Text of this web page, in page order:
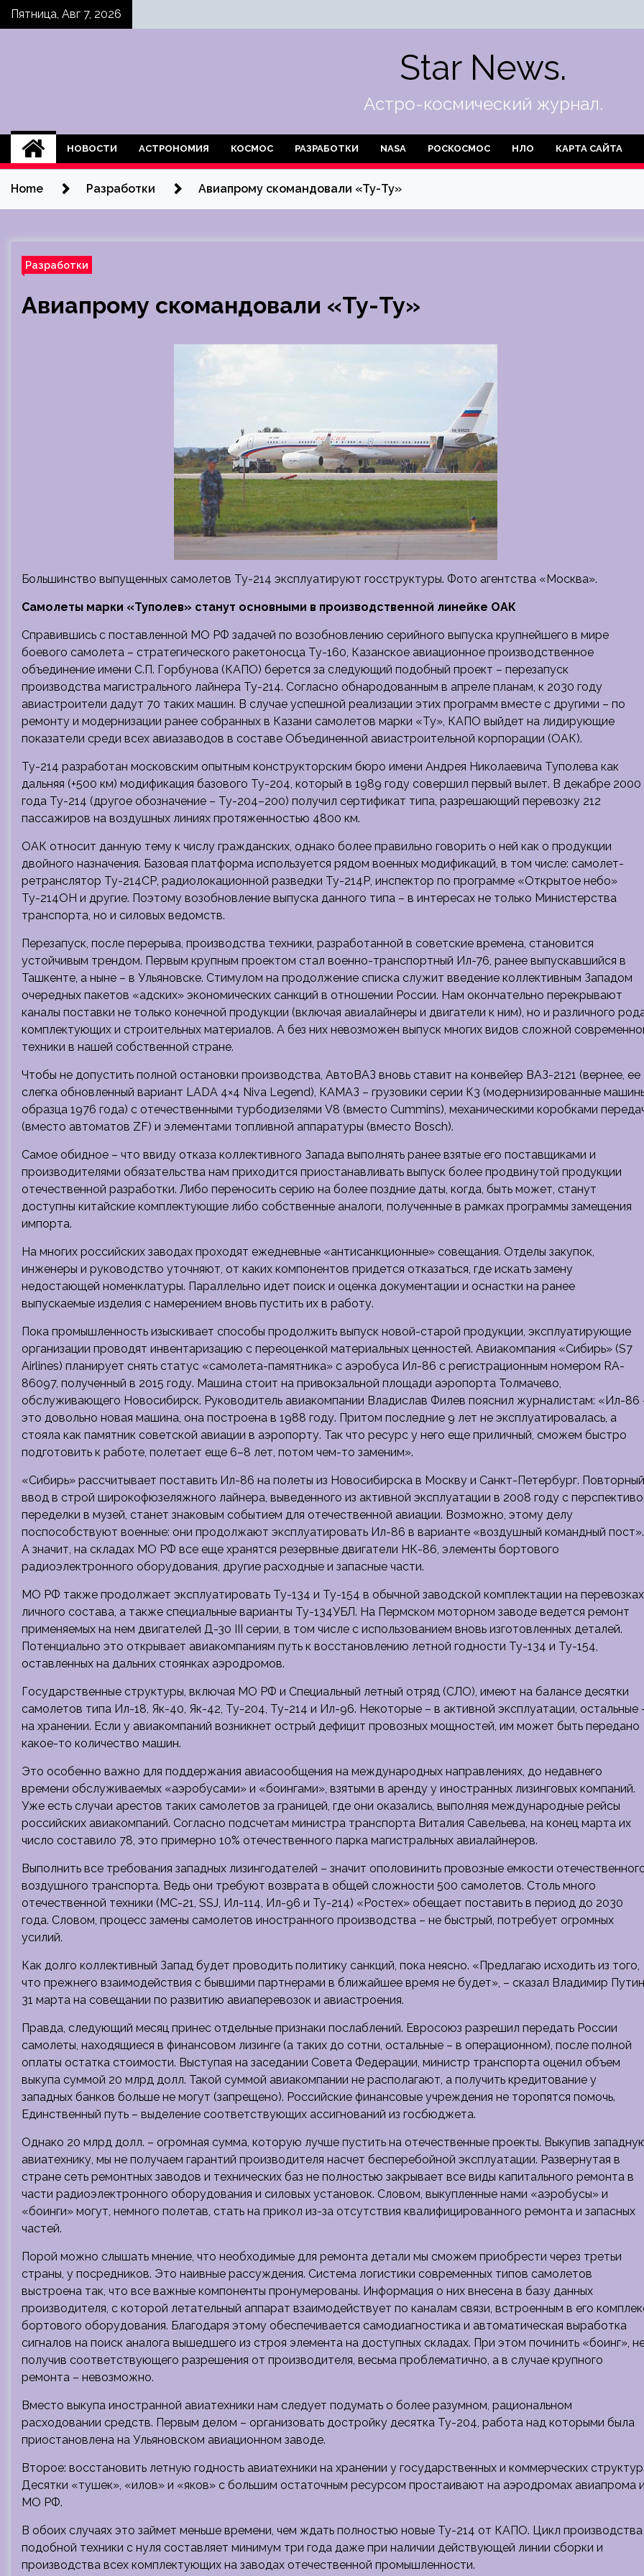
SkipПятница, Авг 7, 2026
Star News.
Астро-космический журнал.
НОВОСТИ АСТРОНОМИЯ КОСМОС РАЗРАБОТКИ NASA РОСКОСМОС НЛО КАРТА САЙТА
Home Разработки Авиапрому скомандовали «Ту-Ту»
Разработки
Авиапрому скомандовали «Ту-Ту»
Большинство выпущенных самолетов Ту-214 эксплуатируют госструктуры. Фото агентства «Москва».
Самолеты марки «Туполев» станут основными в производственной линейке ОАК
Справившись с поставленной МО РФ задачей по возобновлению серийного выпуска крупнейшего в мире
боевого самолета – стратегического ракетоносца Ту-160, Казанское авиационное производственное
объединение имени С.П. Горбунова (КАПО) берется за следующий подобный проект – перезапуск
производства магистрального лайнера Ту-214. Согласно обнародованным в апреле планам, к 2030 году
авиастроители дадут 70 таких машин. В случае успешной реализации этих программ вместе с другими – по
ремонту и модернизации ранее собранных в Казани самолетов марки «Ту», КАПО выйдет на лидирующие
показатели среди всех авиазаводов в составе Объединенной авиастроительной корпорации (ОАК).
Ту-214 разработан московским опытным конструкторским бюро имени Андрея Николаевича Туполева как
дальняя (+500 км) модификация базового Ту-204, который в 1989 году совершил первый вылет. В декабре 2000
года Ту-214 (другое обозначение – Ту-204–200) получил сертификат типа, разрешающий перевозку 212
пассажиров на воздушных линиях протяженностью 4800 км.
ОАК относит данную тему к числу гражданских, однако более правильно говорить о ней как о продукции
двойного назначения. Базовая платформа используется рядом военных модификаций, в том числе: самолет-
ретранслятор Ту-214СР, радиолокационной разведки Ту-214Р, инспектор по программе «Открытое небо»
Ту-214ОН и другие. Поэтому возобновление выпуска данного типа – в интересах не только Министерства
транспорта, но и силовых ведомств.
Перезапуск, после перерыва, производства техники, разработанной в советские времена, становится
устойчивым трендом. Первым крупным проектом стал военно-транспортный Ил-76, ранее выпускавшийся в
Ташкенте, а ныне – в Ульяновске. Стимулом на продолжение списка служит введение коллективным Западом
очередных пакетов «адских» экономических санкций в отношении России. Нам окончательно перекрывают
каналы поставки не только конечной продукции (включая авиалайнеры и двигатели к ним), но и различного
комплектующих и строительных материалов. А без них невозможен выпуск многих видов сложной
техники в нашей собственной стране.
Чтобы не допустить полной остановки производства, АвтоВАЗ вновь ставит на конвейер ВАЗ-2121 (вернее, ее
слегка обновленный вариант LADA 4×4 Niva Legend), КАМАЗ – грузовики серии К3 (модернизированные
образца 1976 года) с отечественными турбодизелями V8 (вместо Cummins), механическими коробками
(вместо автоматов ZF) и элементами топливной аппаратуры (вместо Bosch).
Самое обидное – что ввиду отказа коллективного Запада выполнять ранее взятые его поставщиками и
производителями обязательства нам приходится приостанавливать выпуск более продвинутой продукции
отечественной разработки. Либо переносить серию на более поздние даты, когда, быть может, станут
доступны китайские комплектующие либо собственные аналоги, полученные в рамках программы замещения
импорта.
На многих российских заводах проходят ежедневные «антисанкционные» совещания. Отделы закупок,
инженеры и руководство уточняют, от каких компонентов придется отказаться, где искать замену
недостающей номенклатуры. Параллельно идет поиск и оценка документации и оснастки на ранее
выпускаемые изделия с намерением вновь пустить их в работу.
Пока промышленность изыскивает способы продолжить выпуск новой-старой продукции, эксплуатирующие
организации проводят инвентаризацию с переоценкой материальных ценностей. Авиакомпания «Сибирь» (S7
Airlines) планирует снять статус «самолета-памятника» с аэробуса Ил-86 с регистрационным номером RA-
86097, полученный в 2015 году. Машина стоит на привокзальной площади аэропорта Толмачево,
обслуживающего Новосибирск. Руководитель авиакомпании Владислав Филев пояснил журналистам: «Ил-86
это довольно новая машина, она построена в 1988 году. Притом последние 9 лет не эксплуатировалась, а
стояла как памятник советской авиации в аэропорту. Так что ресурс у него еще приличный, сможем быстро
подготовить к работе, полетает еще 6–8 лет, потом чем-то заменим».
«Сибирь» рассчитывает поставить Ил-86 на полеты из Новосибирска в Москву и Санкт-Петербург. Повторный
ввод в строй широкофюзеляжного лайнера, выведенного из активной эксплуатации в 2008 году с
переделки в музей, станет знаковым событием для отечественной авиации. Возможно, этому делу
поспособствуют военные: они продолжают эксплуатировать Ил-86 в варианте «воздушный командный пост».
А значит, на складах МО РФ все еще хранятся резервные двигатели НК-86, элементы бортового
радиоэлектронного оборудования, другие расходные и запасные части.
МО РФ также продолжает эксплуатировать Ту-134 и Ту-154 в обычной заводской комплектации на перевозках
личного состава, а также специальные варианты Ту-134УБЛ. На Пермском моторном заводе ведется ремонт
применяемых на нем двигателей Д-30 III серии, в том числе с использованием вновь изготовленных деталей.
Потенциально это открывает авиакомпаниям путь к восстановлению летной годности Ту-134 и Ту-154,
оставленных на дальних стоянках аэродромов.
Государственные структуры, включая МО РФ и Специальный летный отряд (СЛО), имеют на балансе десятки
самолетов типа Ил-18, Як-40, Як-42, Ту-204, Ту-214 и Ил-96. Некоторые – в активной эксплуатации, остальные
на хранении. Если у авиакомпаний возникнет острый дефицит провозных мощностей, им может быть передано
какое-то количество машин.
Это особенно важно для поддержания авиасообщения на международных направлениях, до недавнего
времени обслуживаемых «аэробусами» и «боингами», взятыми в аренду у иностранных лизинговых компаний.
Уже есть случаи арестов таких самолетов за границей, где они оказались, выполняя международные рейсы
российских авиакомпаний. Согласно подсчетам министра транспорта Виталия Савельева, на конец марта их
число составило 78, это примерно 10% отечественного парка магистральных авиалайнеров.
Выполнить все требования западных лизингодателей – значит ополовинить провозные емкости
воздушного транспорта. Ведь они требуют возврата в общей сложности 500 самолетов. Столь много
отечественной техники (МС-21, SSJ, Ил-114, Ил-96 и Ту-214) «Ростех» обещает поставить в период до 2030
года. Словом, процесс замены самолетов иностранного производства – не быстрый, потребует огромных
усилий.
Как долго коллективный Запад будет проводить политику санкций, пока неясно. «Предлагаю исходить из того,
что прежнего взаимодействия с бывшими партнерами в ближайшее время не будет», – сказал Владимир Путин
31 марта на совещании по развитию авиаперевозок и авиастроения.
Правда, следующий месяц принес отдельные признаки послаблений. Евросоюз разрешил передать России
самолеты, находящиеся в финансовом лизинге (а таких до сотни, остальные – в операционном), после полной
оплаты остатка стоимости. Выступая на заседании Совета Федерации, министр транспорта оценил объем
выкупа суммой 20 млрд долл. Такой суммой авиакомпании не располагают, а получить кредитование у
западных банков больше не могут (запрещено). Российские финансовые учреждения не торопятся помочь.
Единственный путь – выделение соответствующих ассигнований из госбюджета.
Однако 20 млрд долл. – огромная сумма, которую лучше пустить на отечественные проекты. Выкупив
авиатехнику, мы не получаем гарантий производителя насчет бесперебойной эксплуатации. Развернутая в
стране сеть ремонтных заводов и технических баз не полностью закрывает все виды капитального ремонта в
части радиоэлектронного оборудования и силовых установок. Словом, выкупленные нами «аэробусы» и
«боинги» могут, немного полетав, стать на прикол из-за отсутствия квалифицированного ремонта и запасных
частей.
Порой можно слышать мнение, что необходимые для ремонта детали мы сможем приобрести через третьи
страны, у посредников. Это наивные рассуждения. Система логистики современных типов самолетов
выстроена так, что все важные компоненты пронумерованы. Информация о них внесена в базу данных
производителя, с которой летательный аппарат взаимодействует по каналам связи, встроенным в его
бортового оборудования. Благодаря этому обеспечивается самодиагностика и автоматическая выработка
сигналов на поиск аналога вышедшего из строя элемента на доступных складах. При этом починить «боинг»,
получив соответствующего разрешения от производителя, весьма проблематично, а в случае крупного
ремонта – невозможно.
Вместо выкупа иностранной авиатехники нам следует подумать о более разумном, рациональном
расходовании средств. Первым делом – организовать достройку десятка Ту-204, работа над которыми была
приостановлена на Ульяновском авиационном заводе.
Второе: восстановить летную годность авиатехники на хранении у государственных и коммерческих структур.
Десятки «тушек», «илов» и «яков» с большим остаточным ресурсом простаивают на аэродромах авиапрома и
МО РФ.
В обоих случаях это займет меньше времени, чем ждать полностью новые Ту-214 от КАПО. Цикл производства
подобной техники с нуля составляет минимум три года даже при наличии действующей линии сборки и
производства всех комплектующих на заводах отечественной промышленности.